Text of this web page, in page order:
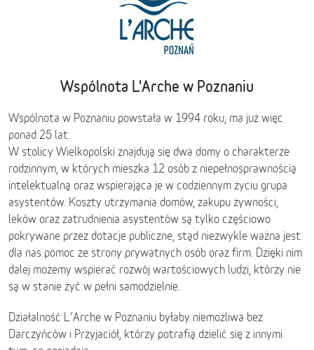
Wspólnota L'Arche w Poznaniu
Wspólnota w Poznaniu powstała w 1994 roku, ma już więc
ponad 25 lat.
W stolicy Wielkopolski znajdują się dwa domy o charakterze
rodzinnym, w których mieszka 12 osób z niepełnosprawnością
intelektualną oraz wspierająca je w codziennym życiu grupa
asystentów. Koszty utrzymania domów, zakupu żywności,
leków oraz zatrudnienia asystentów są tylko częściowo
pokrywane przez dotacje publiczne, stąd niezwykle ważna jest
dla nas pomoc ze strony prywatnych osób oraz firm. Dzięki nim
dalej możemy wspierać rozwój wartościowych ludzi, którzy nie
są w stanie żyć w pełni samodzielnie.
Działalność L’Arche w Poznaniu byłaby niemożliwa bez
Darczyńców i Przyjaciół, którzy potrafią dzielić się z innymi